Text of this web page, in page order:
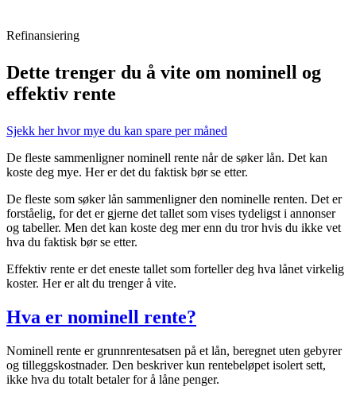
Refinansiering
Dette trenger du å vite om nominell og
effektiv rente
Sjekk her hvor mye du kan spare per måned
De fleste sammenligner nominell rente når de søker lån. Det kan
koste deg mye. Her er det du faktisk bør se etter.
De fleste som søker lån sammenligner den nominelle renten. Det er
forståelig, for det er gjerne det tallet som vises tydeligst i annonser
og tabeller. Men det kan koste deg mer enn du tror hvis du ikke vet
hva du faktisk bør se etter.
Effektiv rente er det eneste tallet som forteller deg hva lånet virkelig
koster. Her er alt du trenger å vite.
Hva er nominell rente?
Nominell rente er grunnrentesatsen på et lån, beregnet uten gebyrer
og tilleggskostnader. Den beskriver kun rentebeløpet isolert sett,
ikke hva du totalt betaler for å låne penger.